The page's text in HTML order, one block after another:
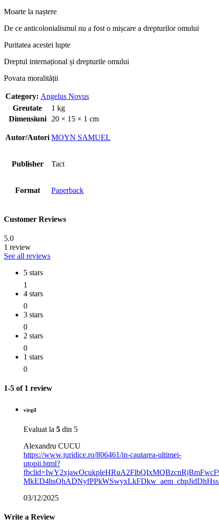
Moarte la naștere
De ce anticolonialismul nu a fost o mișcare a drepturilor omului
Puritatea acestei lupte
Dreptul internațional și drepturile omului
Povara moralității
Category: Angelus Novus
Greutate
1 kg
Dimensiuni
20 × 15 × 1 cm
Autor/Autori MOYN SAMUEL
Publisher Tact
Format Paperback
Customer Reviews
5.0
1 review
See all reviews
5 stars
1
4 stars
0
3 stars
0
2 stars
0
1 stars
0
1-5 of 1 review
virgil
Evaluat la 5 din 5
Alexandru CUCU
https://www.juridice.ro/806461/in-cautarea-ultimei-
utopii.html?
03/12/2025
Write a Review